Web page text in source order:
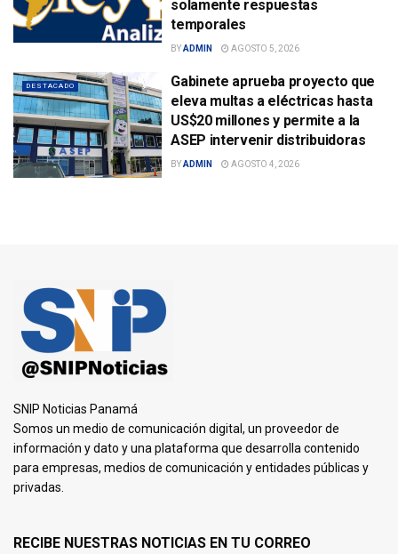
solamente respuestas
temporales
BYADMIN AGOSTO 5, 2026
DESTACADO
Gabinete aprueba proyecto que
eleva multas a eléctricas hasta
US$20 millones y permite a la
ASEP intervenir distribuidoras
BYADMIN AGOSTO 4, 2026
SNIP Noticias Panamá
Somos un medio de comunicación digital, un proveedor de
información y dato y una plataforma que desarrolla contenido
para empresas, medios de comunicación y entidades públicas y
privadas.
RECIBE NUESTRAS NOTICIAS EN TU CORREO